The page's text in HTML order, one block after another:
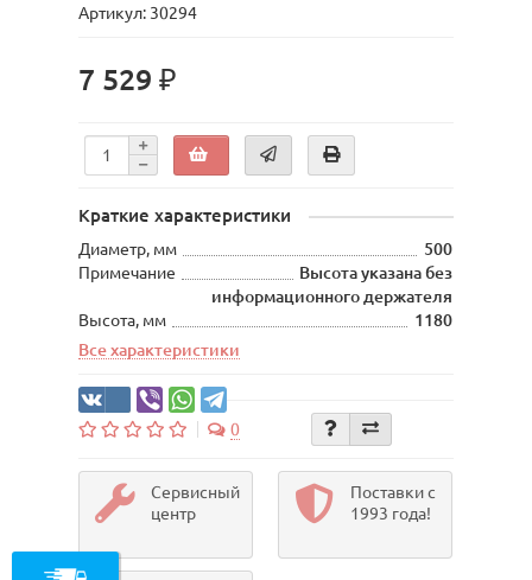
Артикул: 30294
7 529 ₽
Краткие характеристики
Диаметр, мм
500
Примечание
Высота указана без
информационного держателя
Высота, мм
1180
Все характеристики
0
Сервисный
центр
Поставки с
1993 года!